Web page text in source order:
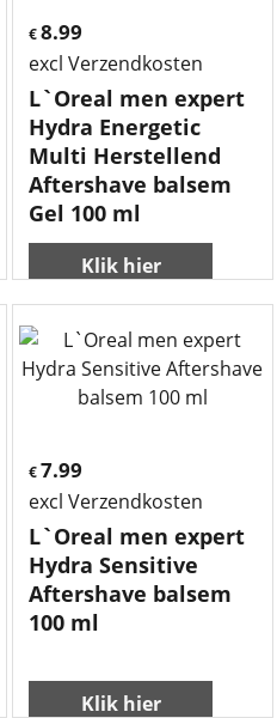
€8.99
excl Verzendkosten
L`Oreal men expert
Hydra Energetic
Multi Herstellend
Aftershave balsem
Gel 100 ml
Klik hier
€7.99
excl Verzendkosten
L`Oreal men expert
Hydra Sensitive
Aftershave balsem
100 ml
Klik hier